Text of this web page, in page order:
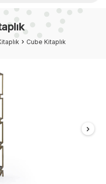
Cube Kitaplık